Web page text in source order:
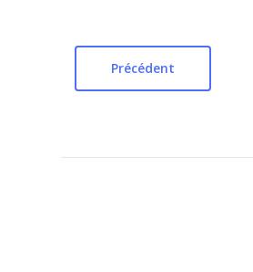
Précédent